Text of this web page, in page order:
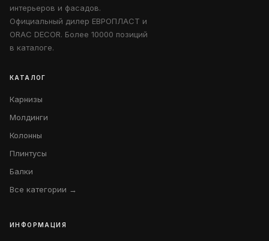
интерьеров и фасадов.
Официальный дилер ЕВРОПЛАСТ и
ORAC DECOR. Более 10000 позиций
в каталоге.
КАТАЛОГ
Карнизы
Молдинги
Колонны
Плинтусы
Балки
Все категории →
ИНФОРМАЦИЯ